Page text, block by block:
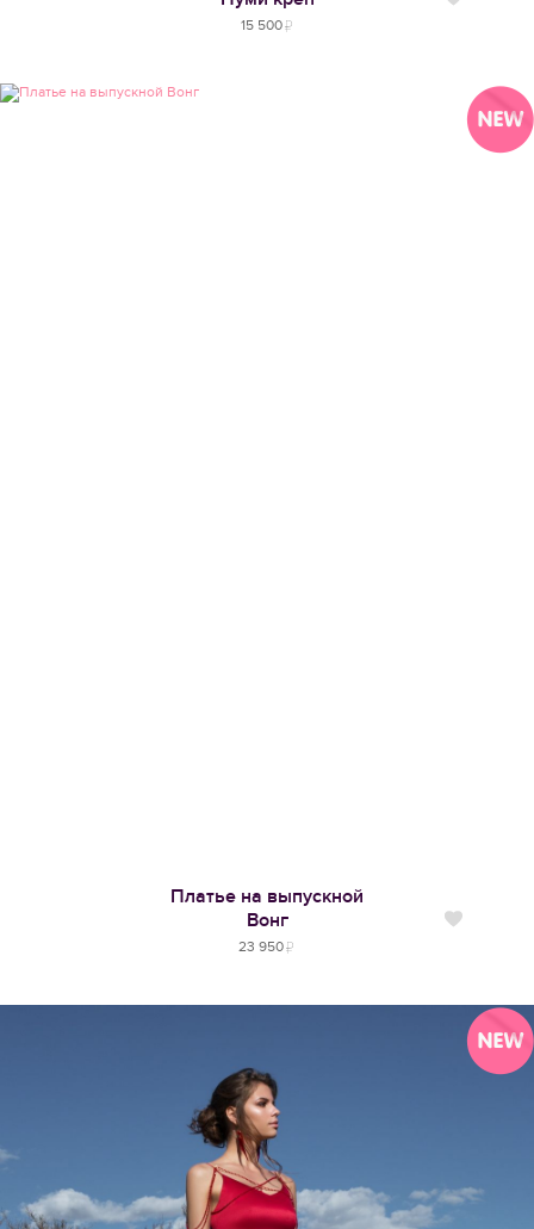
15 500
Платье на выпускной
Вонг
23 950